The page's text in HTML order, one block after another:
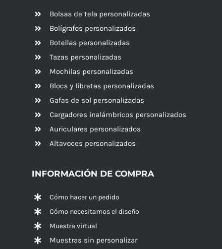
Bolsas de tela personalizadas
Bolígrafos personalizados
Botellas personalizadas
Tazas personalizadas
Mochilas personalizadas
Blocs y libretas personalizadas
Gafas de sol personalizadas
Cargadores inalámbricos personalizados
Auriculares personalizados
Altavoces personalizados
INFORMACIÓN DE COMPRA
Cómo hacer un pedido
Cómo necesitamos el diseño
Muestra virtual
Muestras sin personalizar